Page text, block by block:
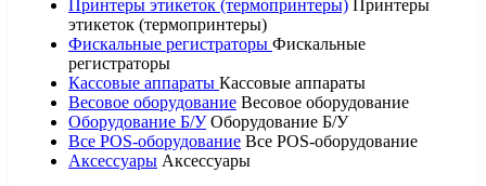
Принтеры этикеток (термопринтеры) Принтеры
этикеток (термопринтеры)
Фискальные регистраторы Фискальные
регистраторы
Кассовые аппараты Кассовые аппараты
Весовое оборудование Весовое оборудование
Оборудование Б/У Оборудование Б/У
Все POS-оборудование Все POS-оборудование
Аксессуары Аксессуары